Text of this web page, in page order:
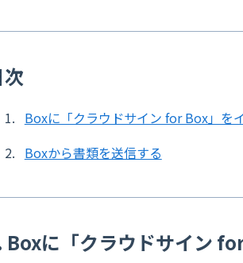
次
Boxに「クラウドサイン for Box」を
Boxから書類を送信する
Boxに「クラウドサイン